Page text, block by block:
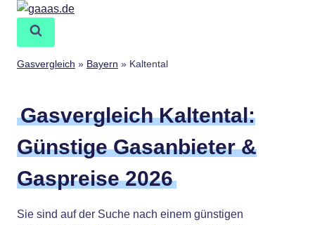
Zum
springen
Gasvergleich » Bayern » Kaltental
Gasvergleich Kaltental:
Günstige Gasanbieter &
Gaspreise 2026
Sie sind auf der Suche nach einem günstigen